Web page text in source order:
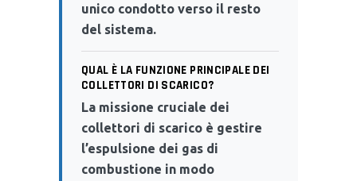
unico condotto verso il resto
del sistema.
QUAL È LA FUNZIONE PRINCIPALE DEI
COLLETTORI DI SCARICO?
La missione cruciale dei
collettori di scarico è gestire
l’espulsione dei gas di
combustione in modo